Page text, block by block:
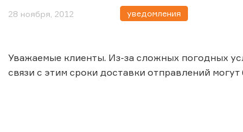
28 ноября, 2012 уведомления
Уважаемые клиенты. Из-за сложных погодных
связи с этим сроки доставки отправлений